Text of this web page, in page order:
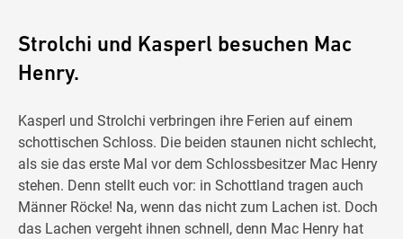
Strolchi und Kasperl besuchen Mac
Henry.
Kasperl und Strolchi verbringen ihre Ferien auf einem
schottischen Schloss. Die beiden staunen nicht schlecht,
als sie das erste Mal vor dem Schlossbesitzer Mac Henry
stehen. Denn stellt euch vor: in Schottland tragen auch
Männer Röcke! Na, wenn das nicht zum Lachen ist. Doch
das Lachen vergeht ihnen schnell, denn Mac Henry hat